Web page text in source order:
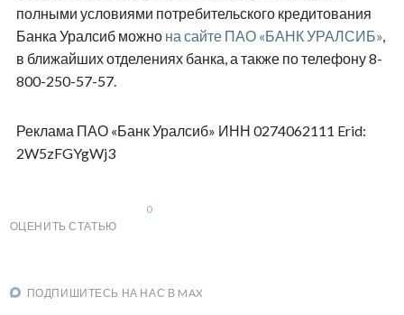
полными условиями потребительского кредитования
Банка Уралсиб можно на сайте ПАО «БАНК УРАЛСИБ»,
в ближайших отделениях банка, а также по телефону 8-
800-250-57-57.
Реклама ПАО «Банк Уралсиб» ИНН 0274062111 Erid:
2W5zFGYgWj3
ОЦЕНИТЬ СТАТЬЮ
0
ПОДПИШИТЕСЬ НА НАС В MAX